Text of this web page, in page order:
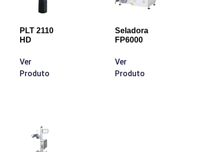
PLT 2110
HD
Ver
Produto
Seladora
FP6000
Ver
Produto